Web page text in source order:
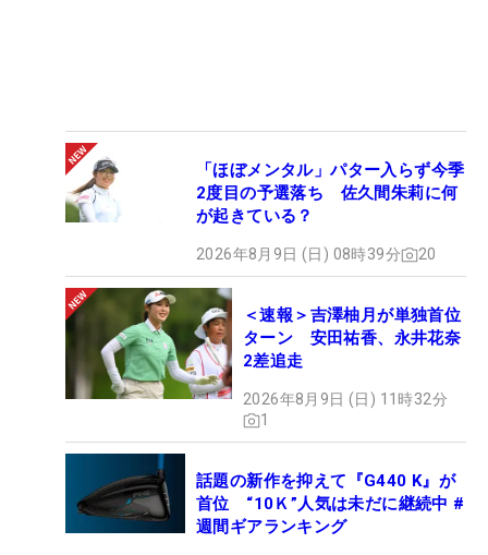
「ほぼメンタル」パター入らず今季
2度目の予選落ち 佐久間朱莉に何
が起きている？
2026年8月9日 (日) 08時39分 20
＜速報＞吉澤柚月が単独首位
ターン 安田祐香、永井花奈
2差追走
2026年8月9日 (日) 11時32分
1
話題の新作を抑えて『G440 K』が
首位 “10Ｋ”人気は未だに継続中 #
週間ギアランキング